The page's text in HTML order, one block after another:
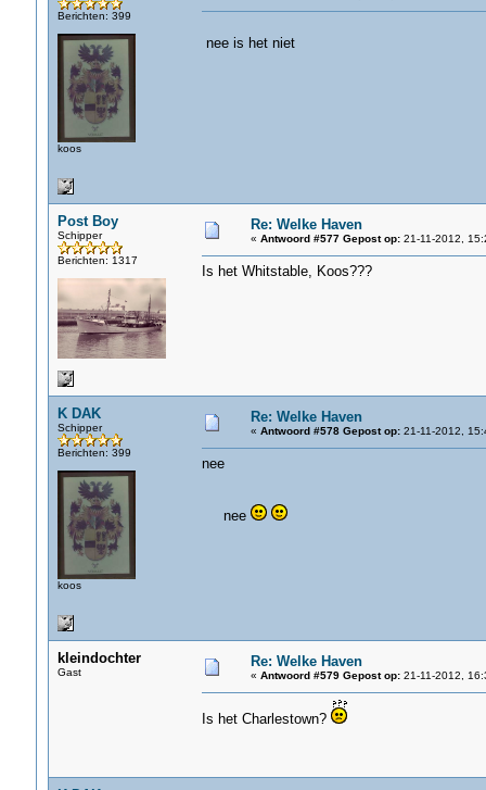
Berichten: 399
koos
nee is het niet
Post Boy
Schipper
Berichten: 1317
Re: Welke Haven
« Antwoord #577 Gepost op:21-11-2012,
Is het Whitstable, Koos???
K DAK
Schipper
Berichten: 399
koos
Re: Welke Haven
« Antwoord #578 Gepost op:21-11-2012,
nee
nee
kleindochter
Gast
Re: Welke Haven
« Antwoord #579 Gepost op:21-11-2012,
Is het Charlestown?